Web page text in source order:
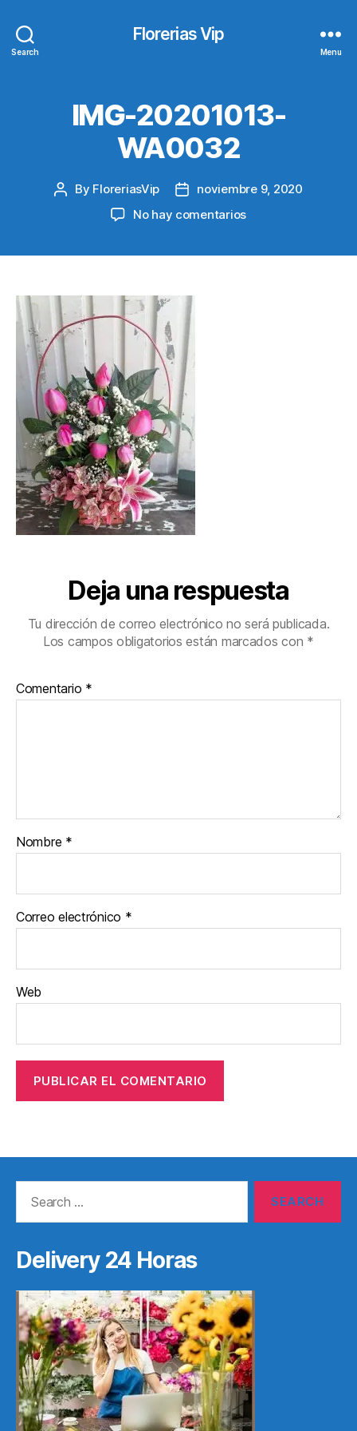
Search
Florerias Vip
Menu
IMG-20201013-
WA0032
Post
By FloreriasVip
Postnoviembre 9, 2020
No hay comentariosen
Deja una respuesta
Tu dirección de correo electrónico no será publicada.
Los campos obligatorios están marcados con *
Comentario *
Nombre *
Correo electrónico *
Web
Delivery 24 Horas